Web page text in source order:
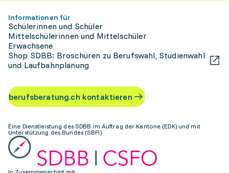
Informationen für
Schülerinnen und Schüler
Mittelschülerinnen und Mittelschüler
Erwachsene
Shop SDBB: Broschüren zu Berufswahl, Studienwahl
und Laufbahnplanung
berufsberatung.ch kontaktieren
Eine Dienstleistung des SDBB im Auftrag der Kantone (EDK) und mit
Unterstützung des Bundes (SBFI)